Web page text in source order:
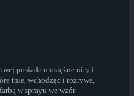
posiada mosiężne nity i
tnie, wchodząc i rozrywa,
w sprayu we wzór